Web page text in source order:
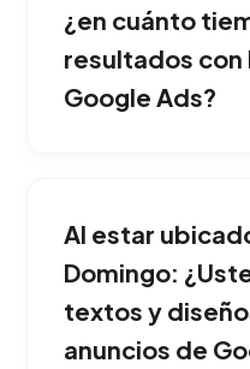
contratar tus
competir
¿en cuánto
resultados con
Google Ads?
asegurar que solo
clic en la pauta.
consolidar tu
Al estar
Domingo:
textos y
anuncios de